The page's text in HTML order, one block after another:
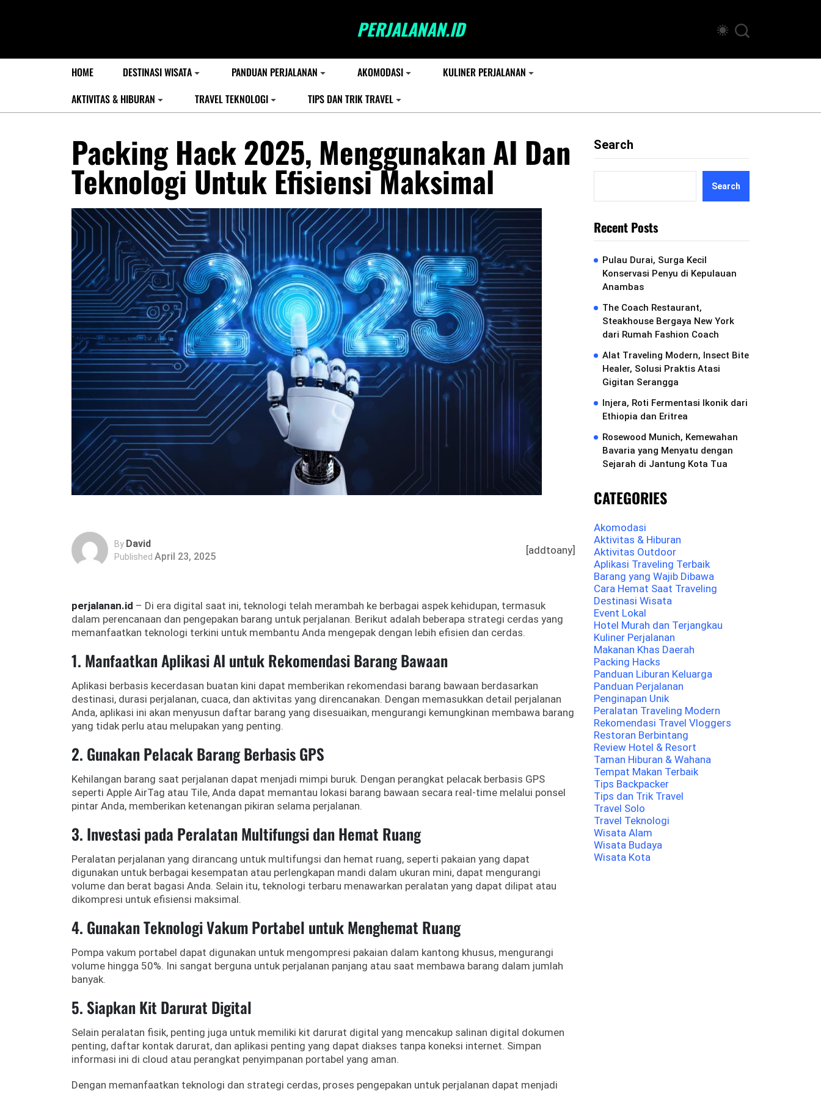
PERJALANAN.ID
HOME DESTINASI WISATA PANDUAN PERJALANAN AKOMODASI
KULINER PERJALANAN
AKTIVITAS & HIBURAN
TRAVEL TEKNOLOGI TIPS DAN TRIK TRAVEL
Packing Hack 2025, Menggunakan AI Dan
Teknologi Untuk Efisiensi Maksimal
By David
Published April 23, 2025 [addtoany]
perjalanan.id – Di era digital saat ini, teknologi telah merambah ke berbagai aspek kehidupan, termasuk
dalam perencanaan dan pengepakan barang untuk perjalanan. Berikut adalah beberapa strategi cerdas yang
memanfaatkan teknologi terkini untuk membantu Anda mengepak dengan lebih efisien dan cerdas.
1. Manfaatkan Aplikasi AI untuk Rekomendasi Barang Bawaan
Aplikasi berbasis kecerdasan buatan kini dapat memberikan rekomendasi barang bawaan berdasarkan
destinasi, durasi perjalanan, cuaca, dan aktivitas yang direncanakan. Dengan memasukkan detail perjalanan
Anda, aplikasi ini akan menyusun daftar barang yang disesuaikan, mengurangi kemungkinan membawa barang
yang tidak perlu atau melupakan yang penting.
2. Gunakan Pelacak Barang Berbasis GPS
Kehilangan barang saat perjalanan dapat menjadi mimpi buruk. Dengan perangkat pelacak berbasis GPS
seperti Apple AirTag atau Tile, Anda dapat memantau lokasi barang bawaan secara real-time melalui ponsel
pintar Anda, memberikan ketenangan pikiran selama perjalanan.
3. Investasi pada Peralatan Multifungsi dan Hemat Ruang
Peralatan perjalanan yang dirancang untuk multifungsi dan hemat ruang, seperti pakaian yang dapat
digunakan untuk berbagai kesempatan atau perlengkapan mandi dalam ukuran mini, dapat mengurangi
volume dan berat bagasi Anda. Selain itu, teknologi terbaru menawarkan peralatan yang dapat dilipat atau
dikompresi untuk efisiensi maksimal.
4. Gunakan Teknologi Vakum Portabel untuk Menghemat Ruang
Pompa vakum portabel dapat digunakan untuk mengompresi pakaian dalam kantong khusus, mengurangi
volume hingga 50%. Ini sangat berguna untuk perjalanan panjang atau saat membawa barang dalam jumlah
banyak.
5. Siapkan Kit Darurat Digital
Selain peralatan fisik, penting juga untuk memiliki kit darurat digital yang mencakup salinan digital dokumen
penting, daftar kontak darurat, dan aplikasi penting yang dapat diakses tanpa koneksi internet. Simpan
informasi ini di cloud atau perangkat penyimpanan portabel yang aman.
Dengan memanfaatkan teknologi dan strategi cerdas, proses pengepakan untuk perjalanan dapat menjadi
Search
Search
Recent Posts
Pulau Durai, Surga Kecil
Konservasi Penyu di Kepulauan
Anambas
The Coach Restaurant,
Steakhouse Bergaya New York
dari Rumah Fashion Coach
Alat Traveling Modern, Insect Bite
Healer, Solusi Praktis Atasi
Gigitan Serangga
Injera, Roti Fermentasi Ikonik dari
Ethiopia dan Eritrea
Rosewood Munich, Kemewahan
Bavaria yang Menyatu dengan
Sejarah di Jantung Kota Tua
CATEGORIES
Akomodasi
Aktivitas & Hiburan
Aktivitas Outdoor
Aplikasi Traveling Terbaik
Barang yang Wajib Dibawa
Cara Hemat Saat Traveling
Destinasi Wisata
Event Lokal
Hotel Murah dan Terjangkau
Kuliner Perjalanan
Makanan Khas Daerah
Packing Hacks
Panduan Liburan Keluarga
Panduan Perjalanan
Penginapan Unik
Peralatan Traveling Modern
Rekomendasi Travel Vloggers
Restoran Berbintang
Review Hotel & Resort
Taman Hiburan & Wahana
Tempat Makan Terbaik
Tips Backpacker
Tips dan Trik Travel
Travel Solo
Travel Teknologi
Wisata Alam
Wisata Budaya
Wisata Kota